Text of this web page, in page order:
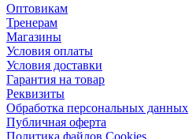
Оптовикам
Тренерам
Магазины
Условия оплаты
Условия доставки
Гарантия на товар
Реквизиты
Обработка персональных данных
Публичная оферта
Политика файлов Cookies